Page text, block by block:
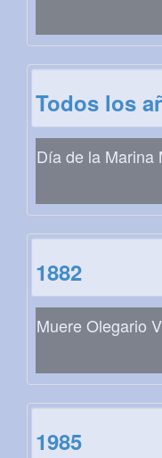
Todos los
Día de la Marina
1882
Muere Olegario
1985